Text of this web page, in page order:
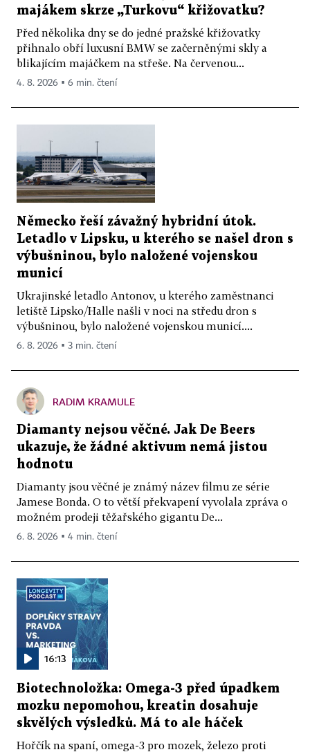
majákem skrze „Turkovu“ křižovatku?
Před několika dny se do jedné pražské křižovatky
přihnalo obří luxusní BMW se začerněnými skly a
blikajícím majáčkem na střeše. Na červenou...
4. 8. 2026 ▪ 6 min. čtení
Německo řeší závažný hybridní útok.
Letadlo v Lipsku, u kterého se našel dron s
výbušninou, bylo naložené vojenskou
municí
Ukrajinské letadlo Antonov, u kterého zaměstnanci
letiště Lipsko/Halle našli v noci na středu dron s
výbušninou, bylo naložené vojenskou municí....
6. 8. 2026 ▪ 3 min. čtení
RADIM KRAMULE
Diamanty nejsou věčné. Jak De Beers
ukazuje, že žádné aktivum nemá jistou
hodnotu
Diamanty jsou věčné je známý název filmu ze série
Jamese Bonda. O to větší překvapení vyvolala zpráva o
možném prodeji těžařského gigantu De...
6. 8. 2026 ▪ 4 min. čtení
16:13
Biotechnoložka: Omega-3 před úpadkem
mozku nepomohou, kreatin dosahuje
skvělých výsledků. Má to ale háček
Hořčík na spaní, omega-3 pro mozek, železo proti